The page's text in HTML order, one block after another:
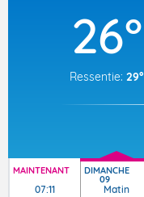
26°
Ressentie: 29°
MAINTENANT
07:11
DIMANCHE
09
Matin